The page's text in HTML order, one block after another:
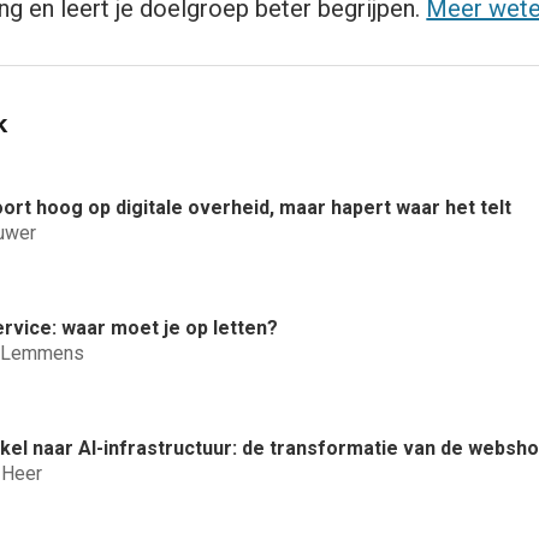
en leert je doelgroep beter begrijpen. Meer
hoog op digitale overheid, maar hapert waar het telt
waar moet je op letten?
naar AI-infrastructuur: de transformatie van de